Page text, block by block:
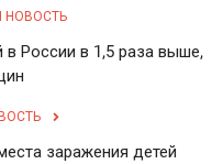
НОВОСТЬ
в России в 1,5 раза выше,
заражения детей